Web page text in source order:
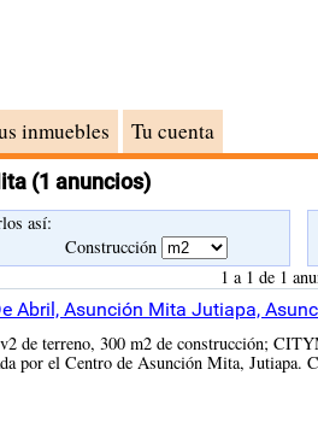
inmuebles Tu cuenta
(1 anuncios)
así:
Construcción
1 a 1 de 1
Abril, Asunción Mita Jutiapa,
de terreno, 300 m2 de construcción;
por el Centro de Asunción Mita, Jutiapa.